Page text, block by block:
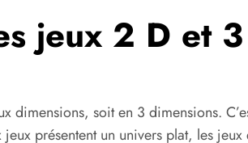
jeux 2 D et
dimensions, soit en 3 dimensions.
présentent un univers plat, les